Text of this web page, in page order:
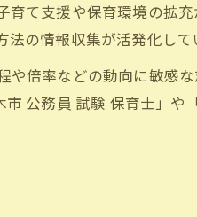
方法
説
て支援や保育環境の拡
の情報収集が活発化して
倍率などの動向に敏感
公務員 試験 保育士」や